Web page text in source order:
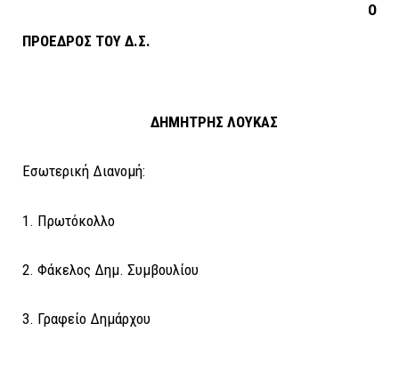
Ο
ΠΡΟΕΔΡΟΣ ΤΟΥ Δ.Σ.
ΔΗΜΗΤΡΗΣ ΛΟΥΚΑΣ
Εσωτερική Διανομή:
1. Πρωτόκολλο
2. Φάκελος Δημ. Συμβουλίου
3. Γραφείο Δημάρχου